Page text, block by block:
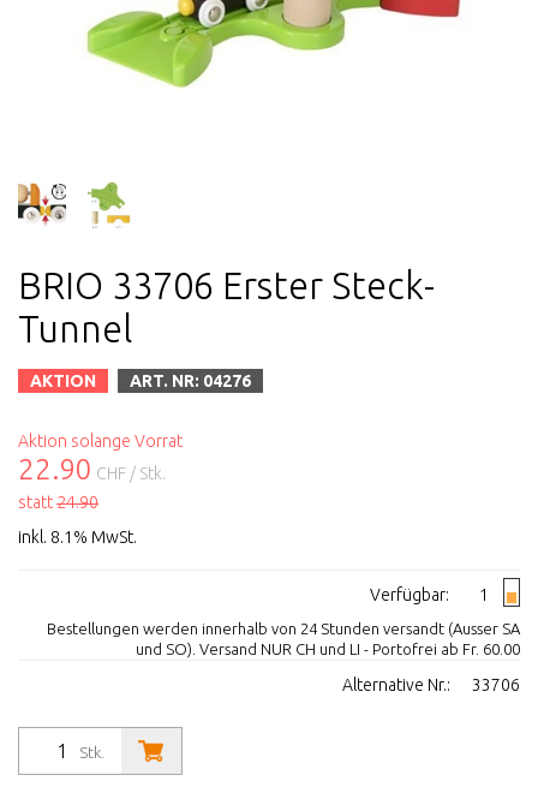
BRIO 33706 Erster Steck-
Tunnel
AKTION ART. NR: 04276
Aktion solange Vorrat
22.90 CHF / Stk.
statt24.90
inkl. 8.1% MwSt.
Verfügbar: 1
Bestellungen werden innerhalb von 24 Stunden versandt (Ausser SA
und SO). Versand NUR CH und LI - Portofrei ab Fr. 60.00
Alternative Nr.: 33706
Stk.